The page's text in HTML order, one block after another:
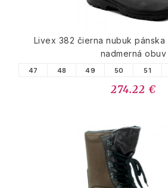
Livex 382 čierna nubuk pánska
nadmerná obuv
47 48 49 50 51
274.22 €